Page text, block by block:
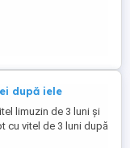
după iele
limuzin de 3 luni și
cu vitel de 3 luni după
la iele